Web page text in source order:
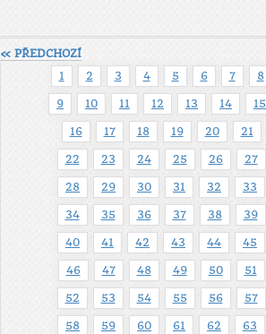
« PŘEDCHOZÍ
1
2 3 4 5 6 7 8
9 10 11 12 13 14 15
16 17 18 19 20 21
22 23 24 25 26 27
28 29 30 31 32 33
34 35 36 37 38 39
40 41 42 43 44 45
46 47 48 49 50 51
52 53 54 55 56 57
58 59 60 61 62 63